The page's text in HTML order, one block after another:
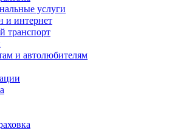
услуги
и интернет
и автолюбителям